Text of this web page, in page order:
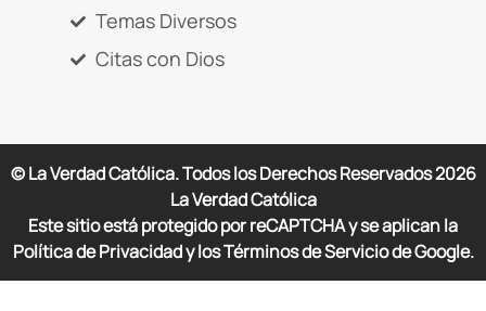
Temas Diversos
Citas con Dios
© La Verdad Católica. Todos los Derechos Reservados2026
La Verdad Católica
Este sitio está protegido por reCAPTCHA y se aplican la
Política de Privacidad y los Términos de Servicio de Google.